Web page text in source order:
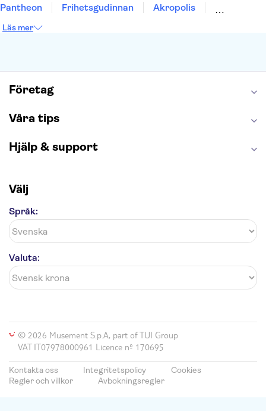
Pantheon
Frihetsgudinnan
Akropolis
Burj Khalifa
Läs mer
Företag
Våra tips
Hjälp & support
Välj
Språk:
Valuta:
© 2026 Musement S.p.A, part of TUI Group
VAT IT07978000961 Licence nº 170695
Kontakta oss Integritetspolicy
Cookies
Regler och villkor
Avbokningsregler